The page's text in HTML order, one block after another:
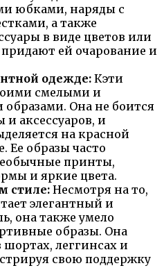
юбками, наряды с
а также
в виде цветов или
ей очарование и
одежде: Кэти
смелыми и
Она не боится
аксессуаров, и
на красной
Ее образы часто
принты,
и яркие цвета.
стиле: Несмотря на то,
элегантный и
она также умело
образы. Она
шортах, леггинсах и
свою поддержку